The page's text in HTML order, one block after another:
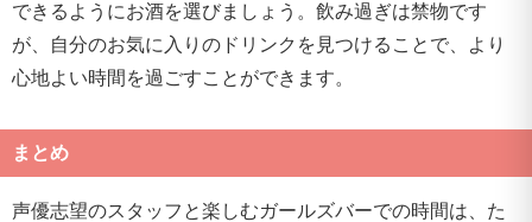
できるようにお酒を選びましょう。飲み過ぎは禁物です
が、自分のお気に入りのドリンクを見つけることで、より
心地よい時間を過ごすことができます。
まとめ
声優志望のスタッフと楽しむガールズバーでの時間は、た